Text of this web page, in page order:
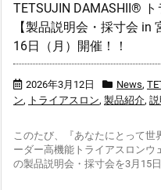
TETSUJIN DAMASHII®
【製品説明会・採寸会 in
16日（月）開催！！
2026年3月12日 News,
ン, トライアスロン, 製品紹介,
このたび、『あなたにとって世
ーダー高機能トライアスロンウ
の製品説明会・採寸会を3月15